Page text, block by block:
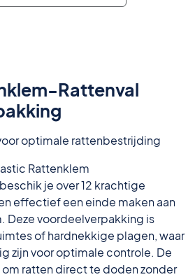
Rattenval
optimale rattenbestrijding
Rattenklem
je over 12 krachtige
effectief een einde maken aan
Deze voordeelverpakking is
of hardnekkige plagen, waar
zijn voor optimale controle. De
ratten direct te doden zonder